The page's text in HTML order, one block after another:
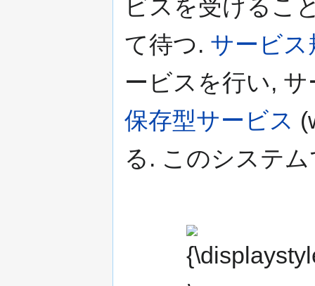
ビスを受けるこ
て待つ. サービス
ービスを行い,
保存型サービス
る. このシステ
{\displaystyle
\ (\,}